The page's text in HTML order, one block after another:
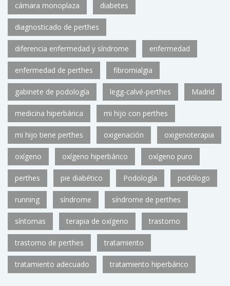
cámara monoplaza diabetes
diagnosticado de perthes
diferencia enfermedad y síndrome enfermedad
enfermedad de perthes fibromialgia
gabinete de podología legg-calvé-perthes Madrid
medicina hiperbárica mi hijo con perthes
mi hijo tiene perthes oxigenación oxigenoterapia
oxígeno oxígeno hiperbárico oxígeno puro
perthes pie diabético Podología podólogo
running síndrome síndrome de perthes
síntomas terapia de oxígeno trastorno
trastorno de perthes tratamiento
tratamiento adecuado tratamiento hiperbárico